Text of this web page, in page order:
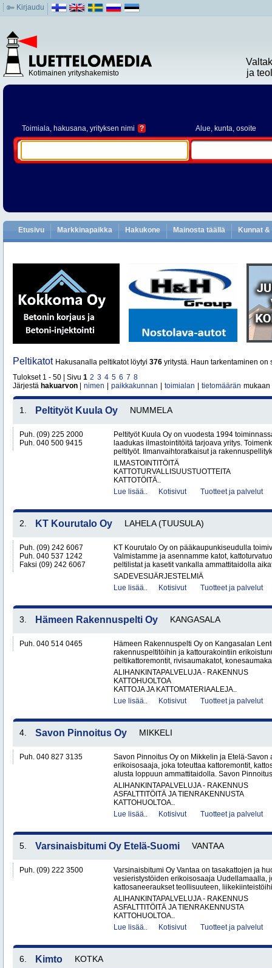
Kirjaudu
Kotimainen yrityshakemisto
ja
Toimiala, hakusana, yrityksen nimi ? Alue, kunta, osoite
Etusivu Markkinapaikka Hakukone Mainosta täällä Kunnat
Peltikatot Hakusanalla peltikatot löytyi 376 yritystä. Haun tarkentaminen on
Tulokset 1 - 50 | Sivu 1 2 3 4 5 6 7 8
Järjestä hakuarvon nimen paikkakunnan toimialan tietomäärän mukaan
1. Peltityöt Kuula Oy NUMMELA
Puh. (09) 225 2000
Puh. 040 500 9415
Peltityöt Kuula Oy on vuodesta 1994
laadukas ilmastointitöitä tarjoava yritys.
peltityöt. Ilmanvaihtoratkaisut ja
ILMASTOINTITÖITÄ
KATTOTURVALLISUUSTUOTTEITA
KATTOTÖITÄ..
Lue lisää..
Kotisivut Tuotteet ja palvelut
2. KT Kourutalo Oy LAHELA (TUUSULA)
Puh. (09) 242 6067
Puh. 040 537 1242
Faksi (09) 242 6067
KT Kourutalo Oy on pääkaupunkiseudulla
Valmistamme ja asennamme katot,
peltilistat ja kasetit vankalla ammattitaidolla
SADEVESIJÄRJESTELMIÄ
Lue lisää..
Kotisivut Tuotteet ja palvelut
3. Hämeen Rakennuspelti Oy KANGASALA
Puh. 040 514 0465
Hämeen Rakennuspelti Oy on Kangasalan
rakennuspeltitöihin ja kattourakointiin
peltikattoremontit, rivisaumakatot,
ALIHANKINTAPALVELUJA - RAKENNUS
KATTOHUOLTOA
KATTOJA JA KATTOMATERIAALEJA..
Lue lisää..
Kotisivut Tuotteet ja palvelut
4. Savon Pinnoitus Oy MIKKELI
Puh. 040 827 3135
Savon Pinnoitus Oy on Mikkelin ja Etelä-Savon
erikoisosaaja, joka toteuttaa kattoremontit,
alusta loppuun ammattitaidolla. Savon
ALIHANKINTAPALVELUJA - RAKENNUS
ASFALTTITÖITÄ JA TIENRAKENNUSTA
KATTOHUOLTOA..
Lue lisää..
Kotisivut Tuotteet ja palvelut
5. Varsinaisbitumi Oy Etelä-Suomi VANTAA
Puh. (09) 222 3500
Varsinaisbitumi Oy Vantaa on tasakattojen ja
vesieristystöiden erikoisosaaja Uudellamaalla,
kattosaneeraukset teollisuuteen,
ALIHANKINTAPALVELUJA - RAKENNUS
ASFALTTITÖITÄ JA TIENRAKENNUSTA
KATTOHUOLTOA..
Lue lisää..
Kotisivut Tuotteet ja palvelut
6. Kimto KOTKA